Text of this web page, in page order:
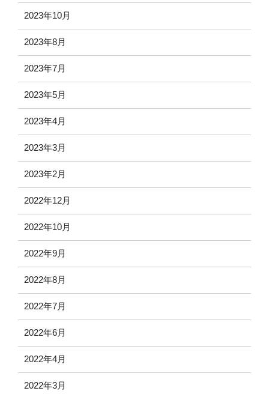
2023年10月
2023年8月
2023年7月
2023年5月
2023年4月
2023年3月
2023年2月
2022年12月
2022年10月
2022年9月
2022年8月
2022年7月
2022年6月
2022年4月
2022年3月